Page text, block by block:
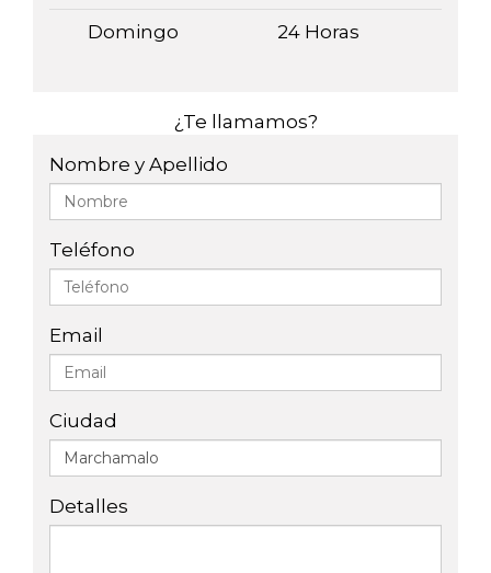
Domingo 24 Horas
¿Te llamamos?
Nombre y Apellido
Teléfono
Email
Ciudad
Detalles